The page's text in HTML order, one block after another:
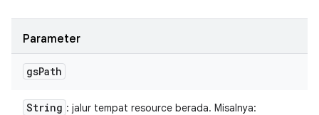
Parameter
gsPath
String : jalur tempat resource berada. Misalnya: